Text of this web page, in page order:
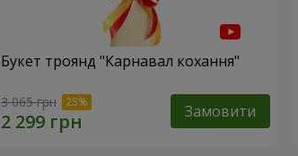
Букет троянд "Карнавал кохання"
3 065 грн Замовити